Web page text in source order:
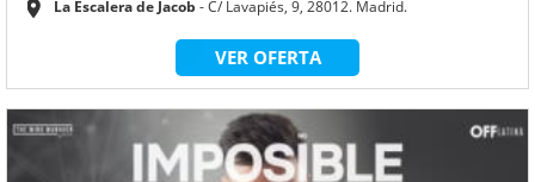
La Escalera de Jacob C/ Lavapiés, 9, 28012. Madrid.
VER OFERTA